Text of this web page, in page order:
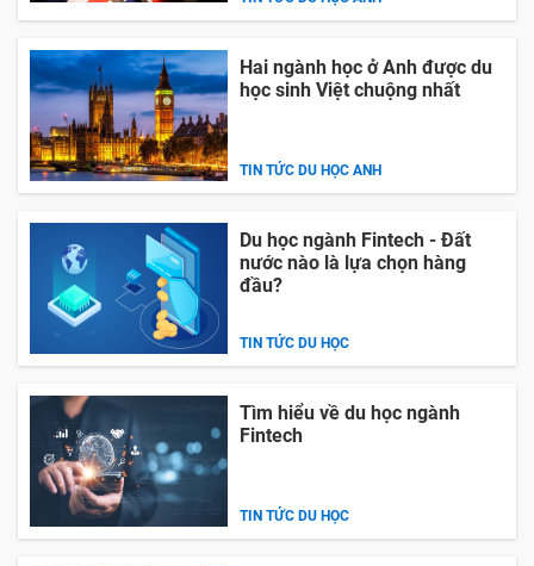
Hai ngành học ở Anh được du
học sinh Việt chuộng nhất
TIN TỨC DU HỌC ANH
Du học ngành Fintech - Đất
nước nào là lựa chọn hàng
đầu?
TIN TỨC DU HỌC
Tìm hiểu về du học ngành
Fintech
TIN TỨC DU HỌC